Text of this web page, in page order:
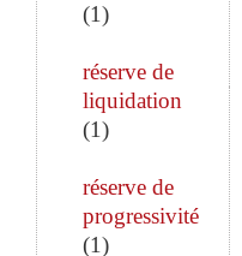
(1)
réserve de
liquidation
(1)
réserve de
progressivité
(1)